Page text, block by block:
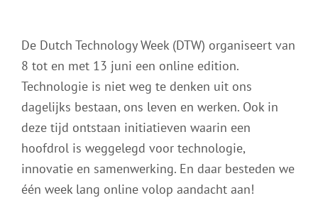
De Dutch Technology Week (DTW) organiseert van
8 tot en met 13 juni een online edition.
Technologie is niet weg te denken uit ons
dagelijks bestaan, ons leven en werken. Ook in
deze tijd ontstaan initiatieven waarin een
hoofdrol is weggelegd voor technologie,
innovatie en samenwerking. En daar besteden we
één week lang online volop aandacht aan!